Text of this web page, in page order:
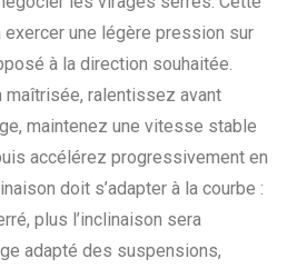
une légère pression sur
à la direction souhaitée.
maîtrisée, ralentissez avant
maintenez une vitesse stable
accélérez progressivement en
doit s’adapter à la courbe :
plus l’inclinaison sera
adapté des suspensions,